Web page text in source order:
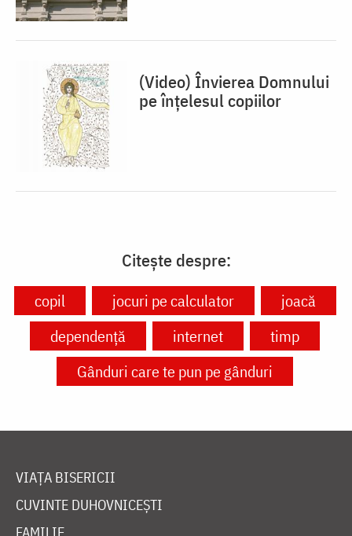
(Video) Învierea Domnului
pe înțelesul copiilor
Citește despre:
copil jocuri pe calculator
joacă
dependență
internet
timp
Gânduri care te pun pe gânduri
VIAȚA BISERICII
CUVINTE DUHOVNICEȘTI